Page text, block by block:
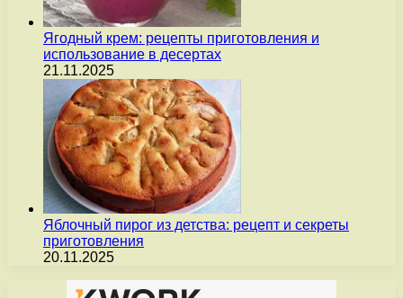
Ягодный крем: рецепты приготовления и
использование в десертах
21.11.2025
Яблочный пирог из детства: рецепт и секреты
приготовления
20.11.2025